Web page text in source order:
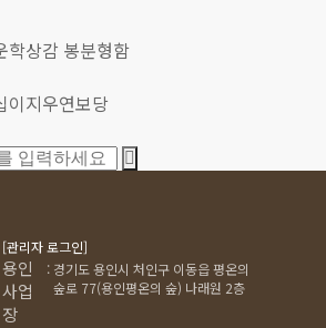
학상감 봉분형함
이지우연보당
[관리자 로그인]
용인
사업
장
: 경기도 용인시 처인구 이동읍 평온의
숲로 77(용인평온의 숲) 나래원 2층